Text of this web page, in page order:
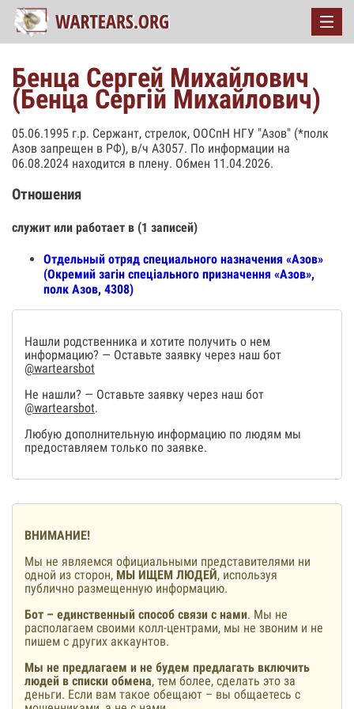
Бенца Сергей Михайлович
(Бенца Сергій Михайлович)
05.06.1995 г.р. Сержант, стрелок, ООСпН НГУ "Азов" (*полк
Азов запрещен в РФ), в/ч А3057. По информации на
06.08.2024 находится в плену. Обмен 11.04.2026.
Отношения
служит или работает в (1 записей)
Отдельный отряд специального назначения «Азов»
(Окремий загін спеціального призначення «Азов»,
полк Азов, 4308)
Нашли родственника и хотите получить о нем
информацию? — Оставьте заявку через наш бот
@wartearsbot
Не нашли? — Оставьте заявку через наш бот
@wartearsbot.
Любую дополнительную информацию по людям мы
предоставляем только по заявке.
ВНИМАНИЕ!
Мы не являемся официальными представителями ни
одной из сторон, МЫ ИЩЕМ ЛЮДЕЙ, используя
публично размещенную информацию.
Бот – единственный способ связи с нами. Мы не
располагаем своими колл-центрами, мы не звоним и не
пишем с других аккаунтов.
Мы не предлагаем и не будем предлагать включить
людей в списки обмена, тем более, сделать это за
деньги. Если вам такое обещают – вы общаетесь с